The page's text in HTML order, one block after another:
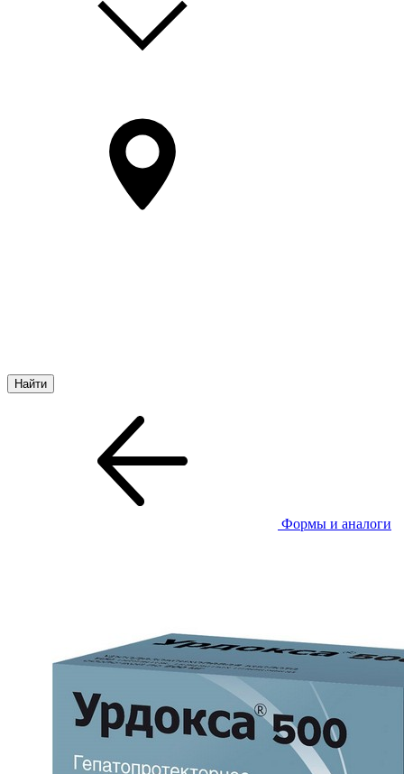
Формы и аналоги